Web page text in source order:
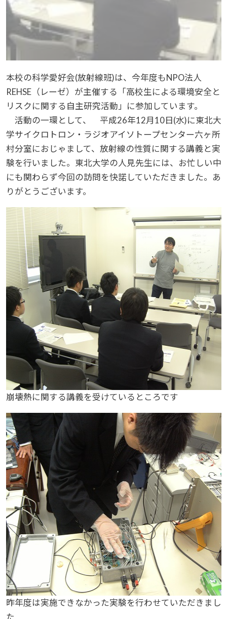
本校の科学愛好会(放射線班)は、今年度もNPO法人
REHSE（レーゼ）が主催する「高校生による環境安全と
リスクに関する自主研究活動」に参加しています。
活動の一環として、 平成26年12月10日(水)に東北大
学サイクロトロン・ラジオアイソトープセンター六ヶ所
村分室におじゃまして、放射線の性質に関する講義と実
験を行いました。東北大学の人見先生には、お忙しい中
にも関わらず今回の訪問を快諾していただきました。あ
りがとうございます。
崩壊熱に関する講義を受けているところです
昨年度は実施できなかった実験を行わせていただきまし
た